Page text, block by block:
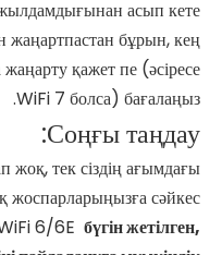
асып кете
жаңартпастан бұрын, кең
қажет пе (әсіресе
WiFi 7 болса) бағалаңыз.
Соңғы таңдау:
тек сіздің ағымдағы
жоспарларыңызға сәйкес
6/6E бүгін жетілген,